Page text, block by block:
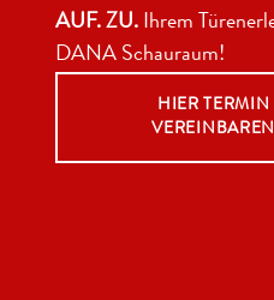
AUF. ZU. Ihrem
DANA Schauraum!
HIER TERMIN
VEREINBAREN